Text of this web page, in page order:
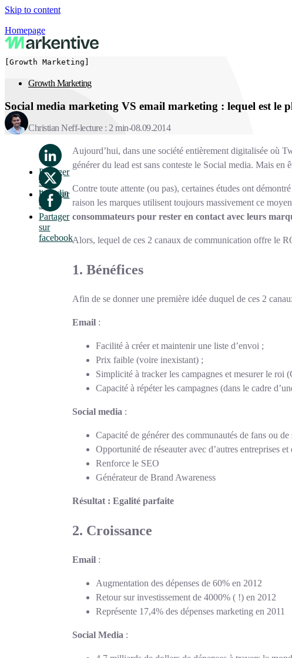
Skip to content
Homepage
[Growth Marketing]
Growth Marketing
Social media marketing VS email marketing : lequel est le
Christian Neff lecture : 2 min 08.09.2014
Partager
sur
linkedin
Partager
sur x
Partager
sur
facebook
Aujourd’hui, dans une société entièrement digitalisée où
générer du lead est sans conteste le Social media. Mais en
Contre toute attente (ou pas), certaines études ont
raison les marques utilisent toujours massivement ce
consommateurs pour rester en contact avec leurs
Alors, lequel de ces 2 canaux de communication offre le
1. Bénéfices
Afin de se donner une première idée duquel de ces 2
Email :
Facilité à créer et maintenir une liste d’envoi ;
Prix faible (voire inexistant) ;
Simplicité à tracker les campagnes et mesurer le
Capacité à répéter les campagnes (dans le cadre
Social media :
Capacité de générer des communautés de fans ou
Opportunité de réseauter avec d’autres entreprises
Renforce le SEO
Générateur de Brand Awareness
Résultat : Egalité parfaite
2. Croissance
Email :
Augmentation des dépenses de 60% en 2012
Retour sur investissement de 4000% ( !) en 2012
Représente 17,4% des dépenses marketing en 2011
Social Media :